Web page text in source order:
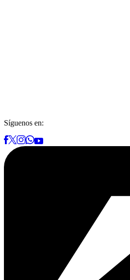
Síguenos en: